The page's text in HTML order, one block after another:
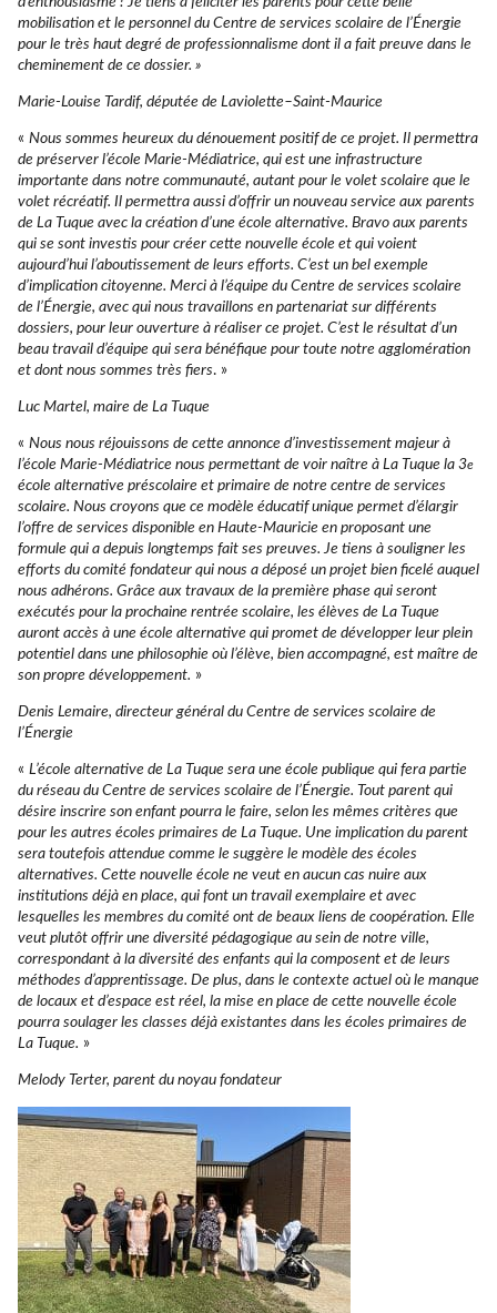
mobilisation et le personnel du Centre de services scolaire de l’Énergie
pour le très haut degré de professionnalisme dont il a fait preuve dans le
cheminement de ce dossier. »
Marie-Louise Tardif, députée de Laviolette–Saint-Maurice
« Nous sommes heureux du dénouement positif de ce projet. Il permettra
de préserver l’école Marie-Médiatrice, qui est une infrastructure
importante dans notre communauté, autant pour le volet scolaire que le
volet récréatif. Il permettra aussi d’offrir un nouveau service aux parents
de La Tuque avec la création d’une école alternative. Bravo aux parents
qui se sont investis pour créer cette nouvelle école et qui voient
aujourd’hui l’aboutissement de leurs efforts. C’est un bel exemple
d’implication citoyenne. Merci à l’équipe du Centre de services scolaire
de l’Énergie, avec qui nous travaillons en partenariat sur différents
dossiers, pour leur ouverture à réaliser ce projet. C’est le résultat d’un
beau travail d’équipe qui sera bénéfique pour toute notre agglomération
et dont nous sommes très fiers. »
Luc Martel, maire de La Tuque
« Nous nous réjouissons de cette annonce d’investissement majeur à
l’école Marie-Médiatrice nous permettant de voir naître à La Tuque la 3e
école alternative préscolaire et primaire de notre centre de services
scolaire. Nous croyons que ce modèle éducatif unique permet d’élargir
l’offre de services disponible en Haute-Mauricie en proposant une
formule qui a depuis longtemps fait ses preuves. Je tiens à souligner les
efforts du comité fondateur qui nous a déposé un projet bien ficelé auquel
nous adhérons. Grâce aux travaux de la première phase qui seront
exécutés pour la prochaine rentrée scolaire, les élèves de La Tuque
auront accès à une école alternative qui promet de développer leur plein
potentiel dans une philosophie où l’élève, bien accompagné, est maître de
son propre développement. »
Denis Lemaire, directeur général du Centre de services scolaire de
l’Énergie
« L’école alternative de La Tuque sera une école publique qui fera partie
du réseau du Centre de services scolaire de l’Énergie. Tout parent qui
désire inscrire son enfant pourra le faire, selon les mêmes critères que
pour les autres écoles primaires de La Tuque. Une implication du parent
sera toutefois attendue comme le suggère le modèle des écoles
alternatives. Cette nouvelle école ne veut en aucun cas nuire aux
institutions déjà en place, qui font un travail exemplaire et avec
lesquelles les membres du comité ont de beaux liens de coopération. Elle
veut plutôt offrir une diversité pédagogique au sein de notre ville,
correspondant à la diversité des enfants qui la composent et de leurs
méthodes d’apprentissage. De plus, dans le contexte actuel où le manque
de locaux et d’espace est réel, la mise en place de cette nouvelle école
pourra soulager les classes déjà existantes dans les écoles primaires de
La Tuque. »
Melody Terter, parent du noyau fondateur